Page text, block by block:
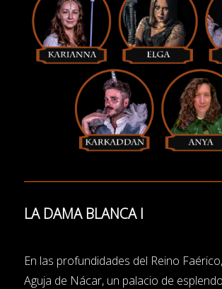
LA DAMA BLANCA I
En las profundidades del Reino
Aguja de Nácar, un palacio de